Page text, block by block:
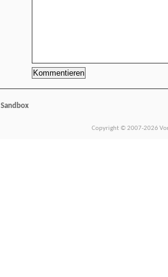
Sandbox
Copyright © 2007-2026